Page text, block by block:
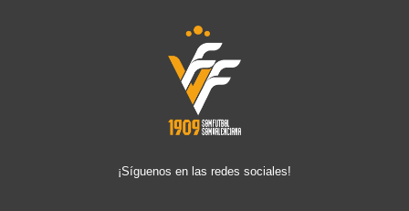
¡Síguenos en las redes sociales!